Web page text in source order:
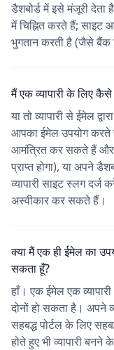
डैशबोर्ड में इसे मंजूरी
में चिह्नित करते हैं;
भुगतान करती है (जैसे
मैं एक व्यापारी के लिए
या तो व्यापारी से ईमेल
आपका ईमेल उपयोग करते
आमंत्रित कर सकते हैं और
प्राप्त होगा), या अपने
व्यापारी साइट स्लग
अस्वीकार कर सकते हैं।
क्या मैं एक ही ईमेल का
सकता हूँ?
हाँ। एक ईमेल एक
दोनों हो सकता है। अपने
सहबद्ध पोर्टल के लिए
होते हुए भी व्यापारी